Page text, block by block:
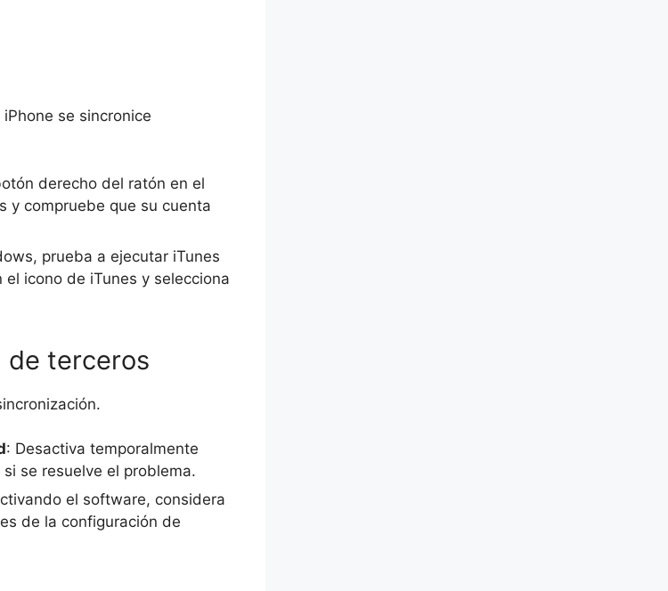
se sincronice
derecho del ratón en el
y compruebe que su cuenta
prueba a ejecutar iTunes
icono de iTunes y selecciona
de terceros
: Desactiva temporalmente
se resuelve el problema.
el software, considera
de la configuración de